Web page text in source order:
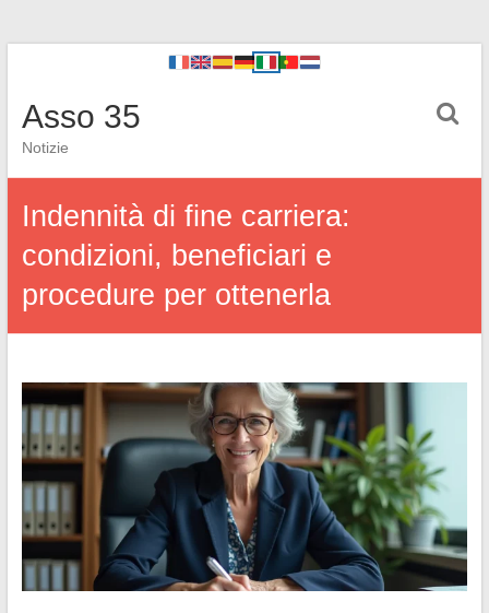
Asso 35
Notizie
Indennità di fine carriera:
condizioni, beneficiari e
procedure per ottenerla